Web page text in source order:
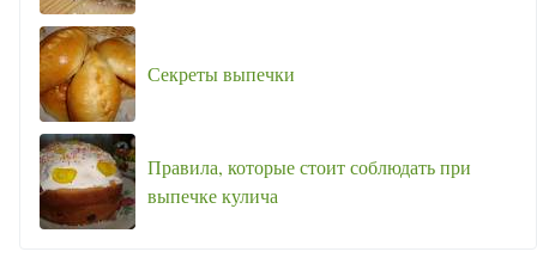
Секреты выпечки
Правила, которые стоит соблюдать при
выпечке кулича